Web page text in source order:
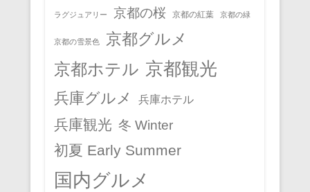
ラグジュアリー 京都の桜 京都の紅葉 京都の緑
京都の雪景色 京都グルメ
京都ホテル 京都観光
兵庫グルメ 兵庫ホテル
兵庫観光 冬 Winter
初夏 Early Summer
国内グルメ